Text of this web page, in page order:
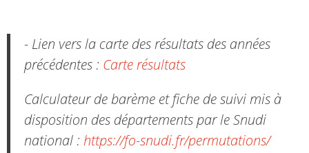
- Lien vers la carte des résultats des années
précédentes : Carte résultats
Calculateur de barème et fiche de suivi mis à
disposition des départements par le Snudi
national : https://fo-snudi.fr/permutations/